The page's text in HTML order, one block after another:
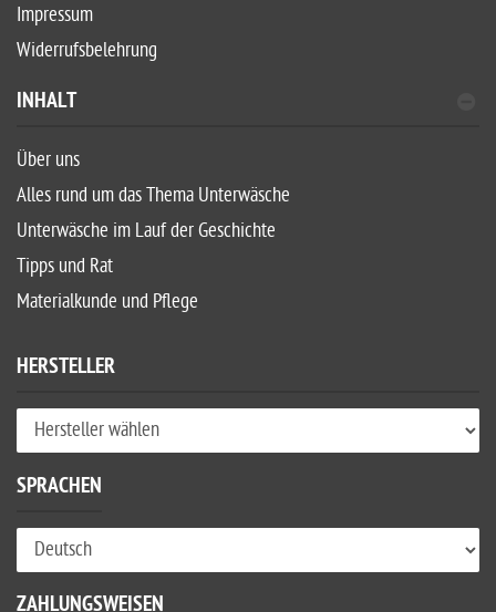
Impressum
Widerrufsbelehrung
INHALT
Über uns
Alles rund um das Thema Unterwäsche
Unterwäsche im Lauf der Geschichte
Tipps und Rat
Materialkunde und Pflege
HERSTELLER
SPRACHEN
ZAHLUNGSWEISEN